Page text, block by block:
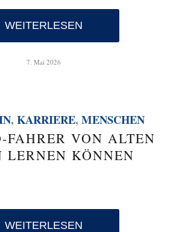
WEITERLESEN
7. Mai 2026
,KARRIERE,MENSCHEN
FAHRER VON ALTEN
LERNEN KÖNNEN
WEITERLESEN